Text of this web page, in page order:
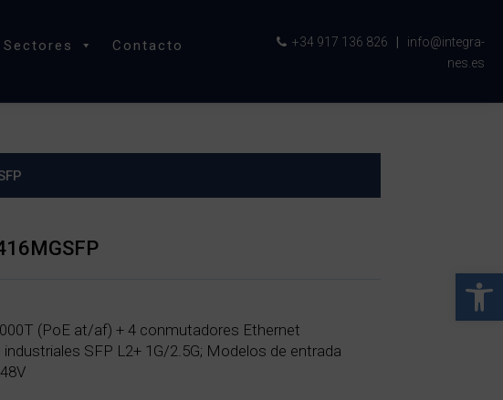
Abrir
Sectores Contacto +34 917 136 826
info@integra-
nes.es
(PoE at/af) + 4 conmutadores Ethernet
SFP L2+ 1G/2.5G; Modelos de entrada